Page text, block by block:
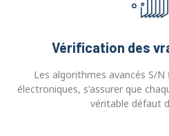
Vérification des
Les algorithmes avancés S/
électroniques, s'assurer que
véritable défaut